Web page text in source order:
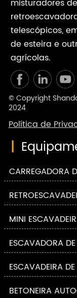
misturadores
telescópicos,
de esteira e
agrícolas.
© Copyright
2024
Política de
|
CARREGADORA
MINI
ESCAVADORA
ESCAVADEIRA
BETONEIRA